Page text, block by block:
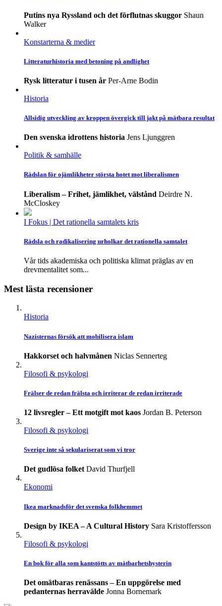
Putins nya Ryssland och det förflutnas skuggor Shaun
Walker
Konstarterna & medier
Litteraturhistoria med betoning på andlighet
Rysk litteratur i tusen år Per-Arne Bodin
Historia
Allsidig utveckling av kroppen övergick till jakt på mätbara resultat
Den svenska idrottens historia Jens Ljunggren
Politik & samhälle
Rädslan för ojämlikheter största hotet mot liberalismen
Liberalism – Frihet, jämlikhet, välstånd Deirdre N.
McCloskey
I Fokus | Det rationella samtalets kris
Rädsla och radikalisering urholkar det rationella samtalet
Vår tids akademiska och politiska klimat präglas av en
drevmentalitet som...
Mest lästa recensioner
Historia
Nazisternas försök att mobilisera islam
Hakkorset och halvmånen Niclas Sennerteg
Filosofi & psykologi
Frälser de redan frälsta och irriterar de redan irriterade
12 livsregler – Ett motgift mot kaos Jordan B. Peterson
Filosofi & psykologi
Sverige inte så sekulariserat som vi tror
Det gudlösa folket David Thurfjell
Ekonomi
Ikea marknadsför det svenska folkhemmet
Design by IKEA – A Cultural History Sara Kristoffersson
Filosofi & psykologi
En bok för alla som kantstötts av mätbarhetshysterin
Det omätbaras renässans – En uppgörelse med
pedanternas herravälde Jonna Bornemark